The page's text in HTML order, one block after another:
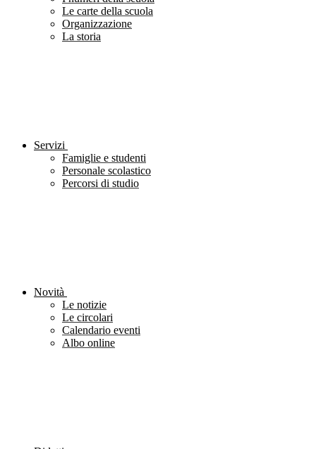
Le carte della scuola
Organizzazione
La storia
Servizi
Famiglie e studenti
Personale scolastico
Percorsi di studio
Novità
Le notizie
Le circolari
Calendario eventi
Albo online